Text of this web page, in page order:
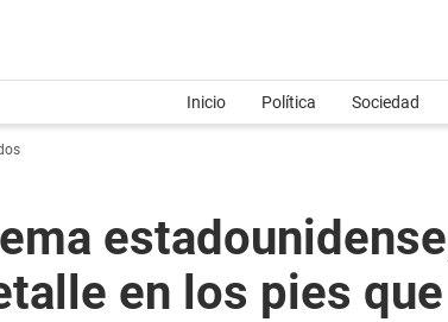
Inicio Política Sociedad
en los pies